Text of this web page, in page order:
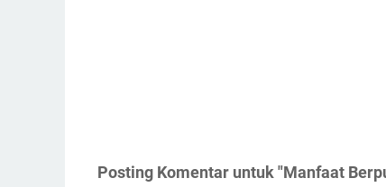
Posting Komentar untuk "Manfaat